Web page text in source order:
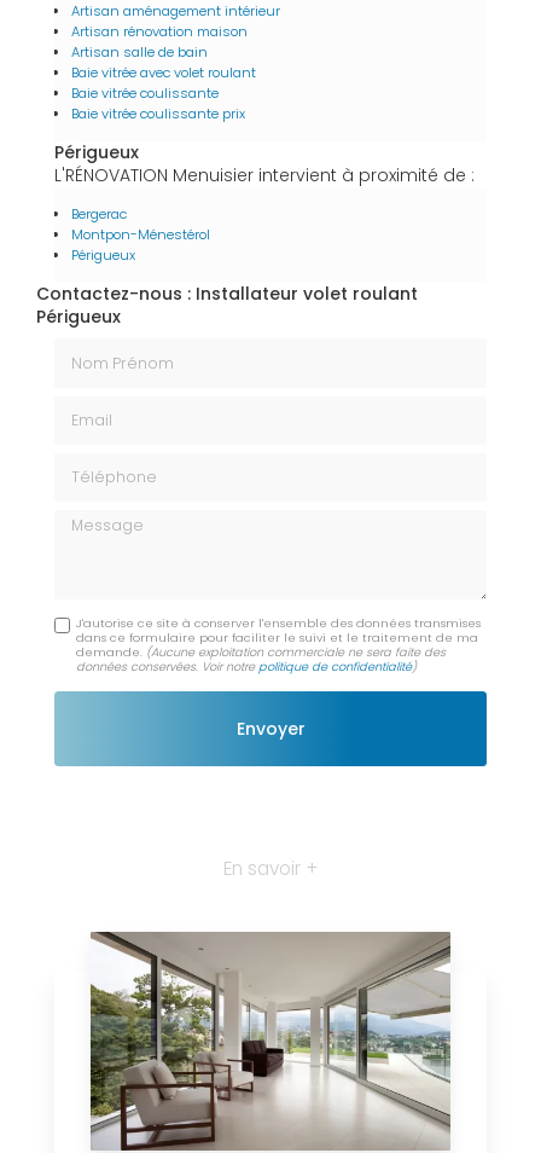
Artisan aménagement intérieur
Artisan rénovation maison
Artisan salle de bain
Baie vitrée avec volet roulant
Baie vitrée coulissante
Baie vitrée coulissante prix
Périgueux
L'RÉNOVATION Menuisier intervient à proximité de :
Bergerac
Montpon-Ménestérol
Périgueux
Contactez-nous : Installateur volet roulant
Périgueux
Message
J'autorise ce site à conserver l'ensemble des données transmises
dans ce formulaire pour faciliter le suivi et le traitement de ma
demande. (Aucune exploitation commerciale ne sera faite des
données conservées. Voir notrepolitique de confidentialité)
En savoir +